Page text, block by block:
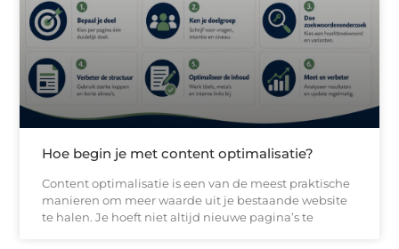
Hoe begin je met content optimalisatie?
Content optimalisatie is een van de meest praktische
manieren om meer waarde uit je bestaande website
te halen. Je hoeft niet altijd nieuwe pagina’s te